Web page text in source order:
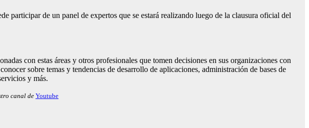
participar de un panel de expertos que se estará realizando luego de la clausura oficial del
con estas áreas y otros profesionales que tomen decisiones en sus organizaciones con
sobre temas y tendencias de desarrollo de aplicaciones, administración de bases de
y más.
canal deYoutube